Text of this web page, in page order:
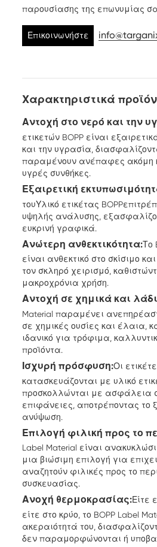
παρουσίασης της επωνυμίας
Επικοινωνήστε
Χαρακτηριστικά
Αντοχή στο νερό και την
ετικετών BOPP είναι
και την υγρασία,
παραμένουν ανέπαφες ακόμη
υγρές συνθήκες.
Εξαιρετική
τουΥλικό ετικέτας BOPP
υψηλής ανάλυσης,
ευκρινή γραφικά.
Ανώτερη ανθεκτικότητα:Το
είναι ανθεκτικό στο σκίσιμο
τον σκληρό χειρισμό,
μακροχρόνια χρήση.
Αντοχή σε χημικά και
Material παραμένει
σε χημικές ουσίες και έλαια,
ιδανικό για τρόφιμα,
προϊόντα.
Ισχυρή πρόσφυση:Οι
κατασκευάζονται με υλικό
προσκολλώνται με ασφάλεια
επιφάνειες, αποτρέποντας το
ανύψωση.
Επιλογή φιλική προς το
Label Material είναι
μια βιώσιμη επιλογή για
αναζητούν φιλικές προς το
συσκευασίας.
Ανοχή θερμοκρασίας:Είτε
είτε στο κρύο, το BOPP Label
ακεραιότητά του,
δεν παραμορφώνονται ή